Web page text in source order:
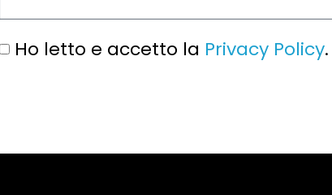
Ho letto e accetto la Privacy Policy.